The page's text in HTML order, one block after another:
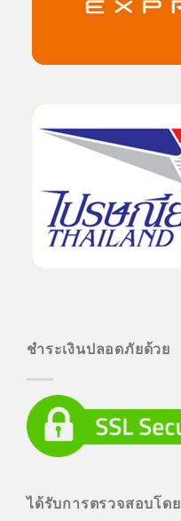
ชำระเงินปลอดภัยด้วย
ได้รับการตรวจสอบโดย